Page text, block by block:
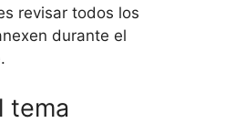
revisar todos los
durante el
tema